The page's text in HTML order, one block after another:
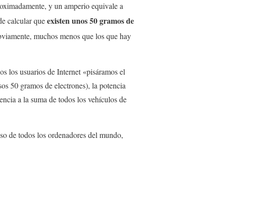
y un amperio equivale a
calcular queexisten unos 50 gramos de
muchos menos que los que hay
los usuarios de Internet «pisáramos el
50 gramos de electrones), la potencia
a la suma de todos los vehículos de
de todos los ordenadores del mundo,